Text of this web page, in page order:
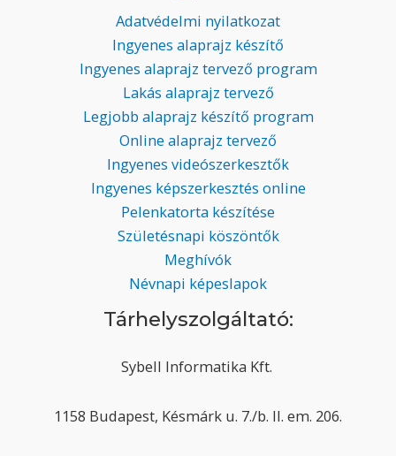
Adatvédelmi nyilatkozat
Ingyenes alaprajz készítő
Ingyenes alaprajz tervező program
Lakás alaprajz tervező
Legjobb alaprajz készítő program
Online alaprajz tervező
Ingyenes videószerkesztők
Ingyenes képszerkesztés online
Pelenkatorta készítése
Születésnapi köszöntők
Meghívók
Névnapi képeslapok
Tárhelyszolgáltató:
Sybell Informatika Kft.
1158 Budapest, Késmárk u. 7./b. II. em. 206.